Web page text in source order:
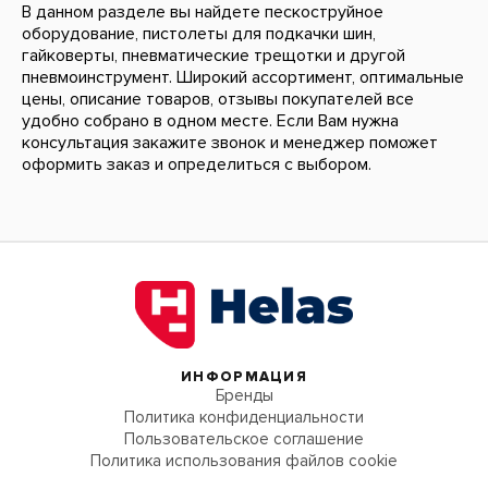
В данном разделе вы найдете пескоструйное
оборудование, пистолеты для подкачки шин,
гайковерты, пневматические трещотки и другой
пневмоинструмент. Широкий ассортимент, оптимальные
цены, описание товаров, отзывы покупателей все
удобно собрано в одном месте. Если Вам нужна
консультация закажите звонок и менеджер поможет
оформить заказ и определиться с выбором.
ИНФОРМАЦИЯ
Бренды
Политика конфиденциальности
Пользовательское соглашение
Политика использования файлов cookie